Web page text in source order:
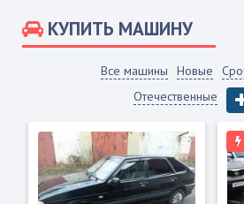
КУПИТЬ МАШИНУ
Все машины Новые
Отечественные